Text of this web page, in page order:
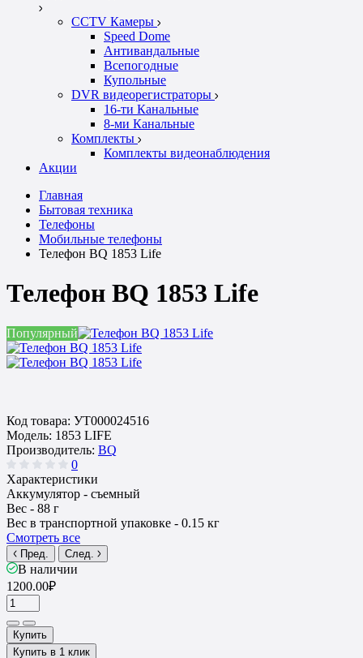
CCTV Камеры
Speed Dome
Антивандальные
Всепогодные
Купольные
DVR видеорегистраторы
16-ти Канальные
8-ми Канальные
Комплекты
Комплекты видеонаблюдения
Акции
Главная
Бытовая техника
Телефоны
Мобильные телефоны
Телефон BQ 1853 Life
Телефон BQ 1853 Life
Популярный
Код товара: УТ000024516
Модель: 1853 LIFE
Производитель: BQ
0
Характеристики
Аккумулятор - съемный
Вес - 88 г
Вес в транспортной упаковке - 0.15 кг
Смотреть все
Пред. След.
В наличии
1200.00₽
Купить
Купить в 1 клик